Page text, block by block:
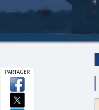
PARTAGER